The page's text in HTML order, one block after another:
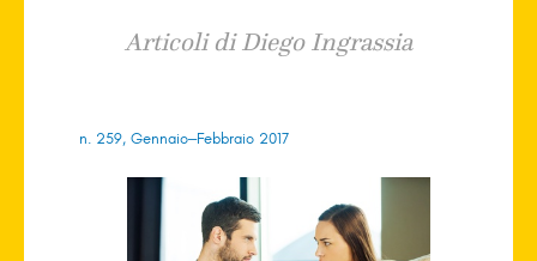
Articoli di Diego Ingrassia
n. 259, Gennaio–Febbraio 2017